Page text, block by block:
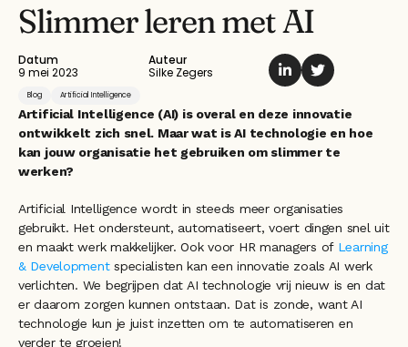
Datum
9 mei 2023
Auteur
Silke Zegers
Blog Artificial Intelligence
Slimmer leren met AI
Artificial Intelligence (AI) is overal en deze innovatie
ontwikkelt zich snel. Maar wat is AI technologie en hoe
kan jouw organisatie het gebruiken om slimmer te
werken?
Artificial Intelligence wordt in steeds meer organisaties
gebruikt. Het ondersteunt, automatiseert, voert dingen snel uit
en maakt werk makkelijker. Ook voor HR managers of Learning
& Development specialisten kan een innovatie zoals AI werk
verlichten. We begrijpen dat AI technologie vrij nieuw is en dat
er daarom zorgen kunnen ontstaan. Dat is zonde, want AI
technologie kun je juist inzetten om te automatiseren en
verder te groeien!
Inspiratie
Over ons